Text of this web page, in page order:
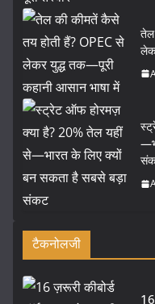
तेल
टैकनोलजी